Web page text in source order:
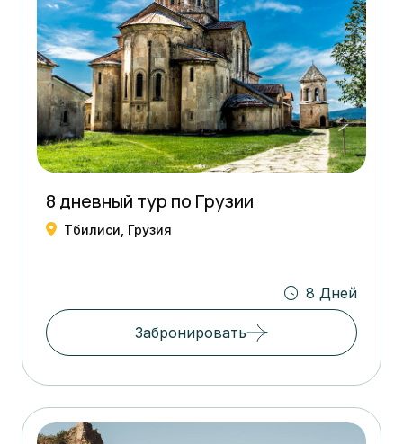
8 дневный тур по Грузии
Тбилиси, Грузия
8 Дней
Забронировать